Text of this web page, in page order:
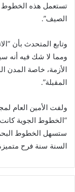
تستعمل هذه الخطوط
الصيف”.
وتابع المتحدث بأن
ومما لا شك فيه أنه
الأزمة، خاصة المدن
المقبلة”.
ولفت الأمين العام
“الخطوط الجوية كانت
ستسهل الخطوط
السنة سنة فرح